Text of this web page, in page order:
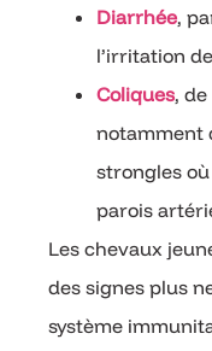
Diarrhée,
l’irritation
Coliques,
notamment
strongles
parois
Les chevaux
des signes plus
système